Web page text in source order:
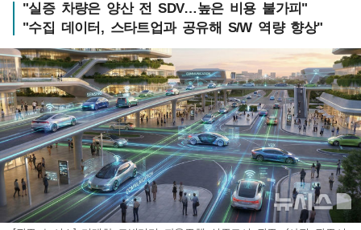
"실증 차량은 양산 전 SDV…높은 비용 불가피"
"수집 데이터, 스타트업과 공유해 S/W 역량 향상"